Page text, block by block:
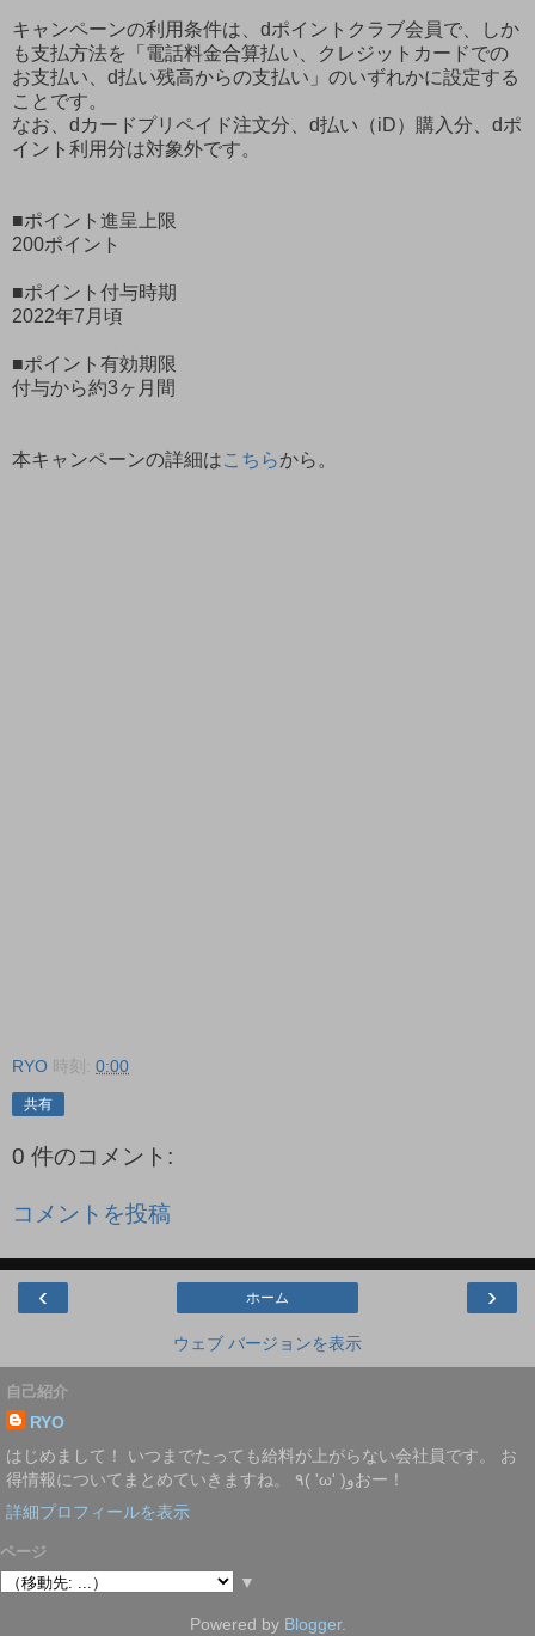
キャンペーンの利用条件は、dポイントクラブ会員で、しか
も支払方法を「電話料金合算払い、クレジットカードでの
お支払い、d払い残高からの支払い」のいずれかに設定する
ことです。
なお、dカードプリペイド注文分、d払い（iD）購入分、dポ
イント利用分は対象外です。
■ポイント進呈上限
200ポイント
■ポイント付与時期
2022年7月頃
■ポイント有効期限
付与から約3ヶ月間
本キャンペーンの詳細はこちらから。
RYO 時刻: 0:00
共有
0 件のコメント:
コメントを投稿
‹ ›
ホーム
ウェブ バージョンを表示
自己紹介
RYO
はじめまして！ いつまでたっても給料が上がらない会社員です。 お
得情報についてまとめていきますね。 ٩( 'ω' )وおー！
詳細プロフィールを表示
ページ
▼
Powered by Blogger.